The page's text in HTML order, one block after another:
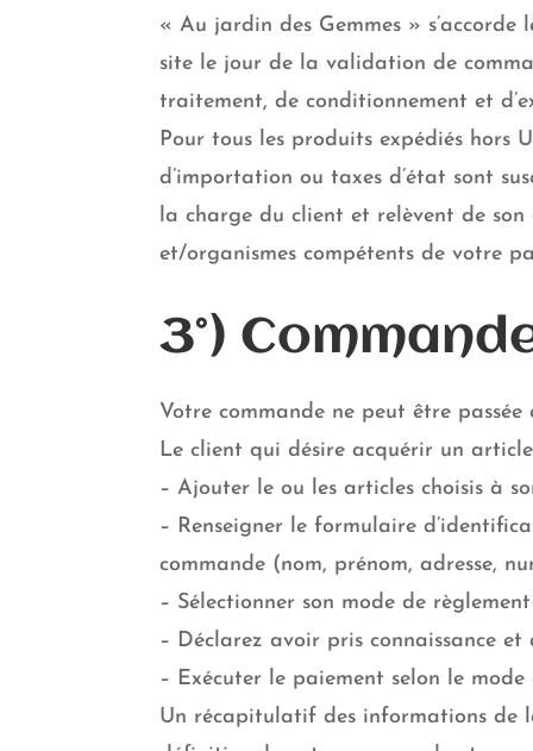
« Au jardin des Gemmes »
site le jour de la validation de
traitement, de conditionnement et
Pour tous les produits expédiés hors
d’importation ou taxes d’état sont
la charge du client et relèvent de
et/organismes compétents de votre
3°)
Votre commande ne peut être
Le client qui désire acquérir un
– Ajouter le ou les articles choisis à
– Renseigner le formulaire
commande (nom, prénom, adresse,
– Sélectionner son mode de
– Déclarez avoir pris connaissance
– Exécuter le paiement selon le mode
Un récapitulatif des informations de